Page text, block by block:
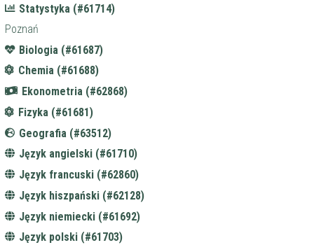
Statystyka (#61714)
Poznań
Biologia (#61687)
Chemia (#61688)
Ekonometria (#62868)
Fizyka (#61681)
Geografia (#63512)
Język angielski (#61710)
Język francuski (#62860)
Język hiszpański (#62128)
Język niemiecki (#61692)
Język polski (#61703)